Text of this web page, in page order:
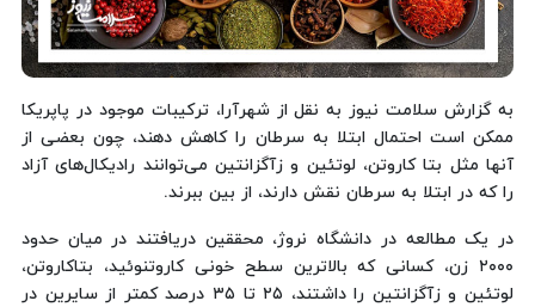
به گزارش سلامت نیوز به نقل از شهرآرا، ترکیبات موجود در پاپریکا
ممکن است احتمال ابتلا به سرطان را کاهش دهند، چون بعضی از
آنها مثل بتا کاروتن، لوتئین و زآگزانتین می‌توانند رادیکال‌های آزاد
را که در ابتلا به سرطان نقش دارند، از بین ببرند.
در یک مطالعه در دانشگاه نروژ، محققین دریافتند در میان حدود
۲۰۰۰ زن، کسانی که بالاترین سطح خونی کاروتنوئید، بتاکاروتن،
لوتئین و زآگزانتین را داشتند، ۲۵ تا ۳۵ درصد کمتر از سایرین در